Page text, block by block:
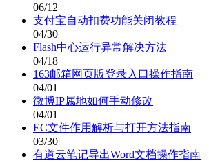
06/12
支付宝自动扣费功能关闭教程
04/30
Flash中心运行异常解决方法
04/18
163邮箱网页版登录入口操作指南
04/01
微博IP属地如何手动修改
04/01
EC文件作用解析与打开方法指南
03/30
有道云笔记导出Word文档操作指南